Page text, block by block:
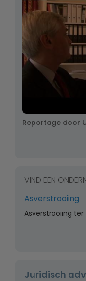
Reportage door
VIND EEN
Asverstrooiing
Asverstrooiing
Juridisch